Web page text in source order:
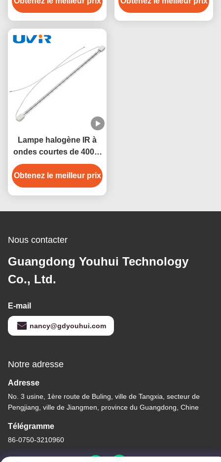
souffler
Lampe halogène IR à
ondes courtes de 400 V
à 2500 W avec tube de
quartz
Obtenez le meilleur prix
Nous contacter
Guangdong Youhui Technology
Co., Ltd.
E-mail
nancy@gdyouhui.com
Notre adresse
Adresse
No. 3 usine, 1ère route de Buling, ville de Tangxia, secteur de
Pengjiang, ville de Jiangmen, province du Guangdong, Chine
Télégramme
86-0750-3210960